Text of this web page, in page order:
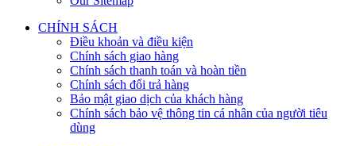
CHÍNH SÁCH
Điều khoản và điều kiện
Chính sách giao hàng
Chính sách thanh toán và hoàn tiền
Chính sách đổi trả hàng
Bảo mật giao dịch của khách hàng
Chính sách bảo vệ thông tin cá nhân của người tiêu
dùng